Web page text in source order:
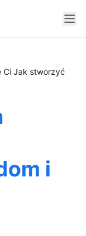
Ci Jak stworzyć
i